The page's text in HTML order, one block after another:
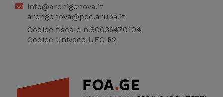
info@archigenova.it
archgenova@pec.aruba.it
Codice fiscale n.80036470104
Codice univoco UFGIR2